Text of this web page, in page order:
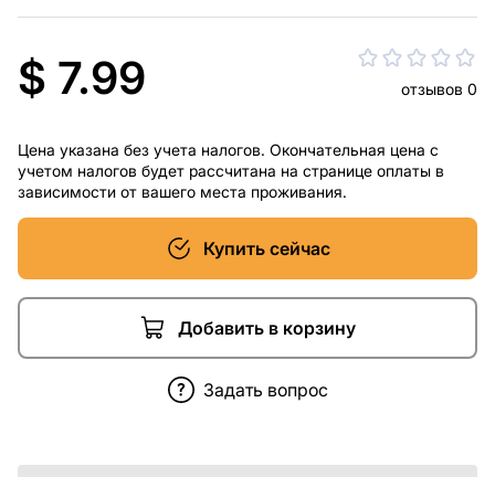
$ 7.99 отзывов 0
Цена указана без учета налогов. Окончательная цена с
учетом налогов будет рассчитана на странице оплаты в
зависимости от вашего места проживания.
Купить сейчас
Добавить в корзину
Задать вопрос